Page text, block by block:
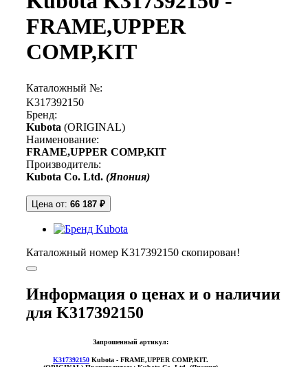
FRAME,UPPER
COMP,KIT
Каталожный №:
K317392150
Бренд:
Kubota (ORIGINAL)
Наименование:
FRAME,UPPER COMP,KIT
Производитель:
Kubota Co. Ltd. (Япония)
Цена от: 66 187 ₽
Каталожный номер K317392150 скопирован!
Информация о ценах и о наличии
для K317392150
Запрошенный артикул:
K317392150 Kubota - FRAME,UPPER COMP,KIT.